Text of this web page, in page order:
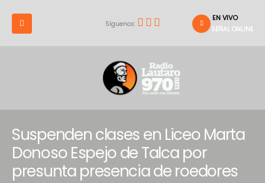
Síguenos:
EN VIVO
SEÑAL ONLINE
Suspenden clases en Liceo Marta
Donoso Espejo de Talca por
presunta presencia de roedores